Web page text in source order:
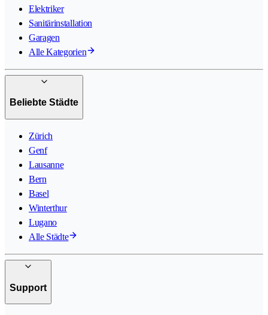
Elektriker
Sanitärinstallation
Garagen
Alle Kategorien
Beliebte Städte
Zürich
Genf
Lausanne
Bern
Basel
Winterthur
Lugano
Alle Städte
Support